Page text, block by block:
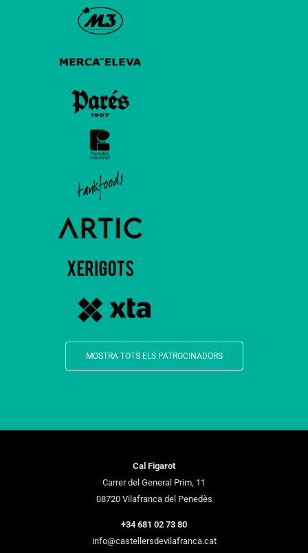
MOSTRA TOTS ELS PATROCINADORS
Cal Figarot
Carrer del General Prim, 11
08720 Vilafranca del Penedès
+34 681 02 73 80
info@castellersdevilafranca.cat